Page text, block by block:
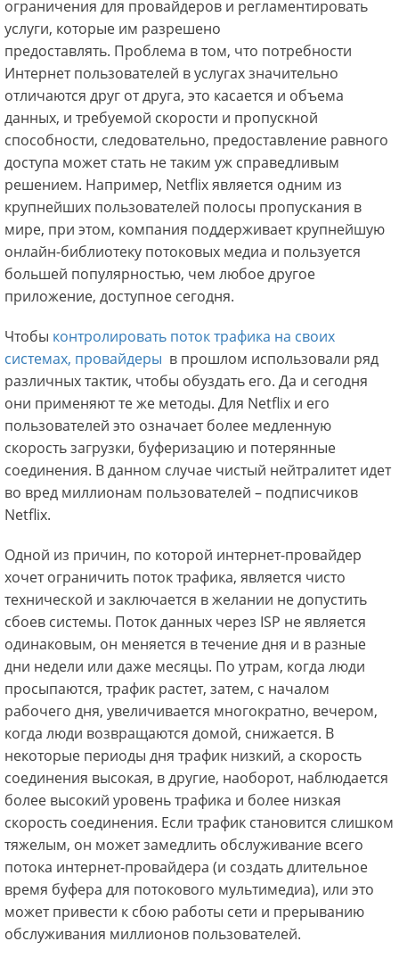
ограничения для провайдеров и регламентировать
услуги, которые им разрешено
предоставлять. Проблема в том, что потребности
Интернет пользователей в услугах значительно
отличаются друг от друга, это касается и объема
данных, и требуемой скорости и пропускной
способности, следовательно, предоставление равного
доступа может стать не таким уж справедливым
решением. Например, Netflix является одним из
крупнейших пользователей полосы пропускания в
мире, при этом, компания поддерживает крупнейшую
онлайн-библиотеку потоковых медиа и пользуется
большей популярностью, чем любое другое
приложение, доступное сегодня.
Чтобы контролировать поток трафика на своих
системах, провайдеры в прошлом использовали ряд
различных тактик, чтобы обуздать его. Да и сегодня
они применяют те же методы. Для Netflix и его
пользователей это означает более медленную
скорость загрузки, буферизацию и потерянные
соединения. В данном случае чистый нейтралитет идет
во вред миллионам пользователей – подписчиков
Netflix.
Одной из причин, по которой интернет-провайдер
хочет ограничить поток трафика, является чисто
технической и заключается в желании не допустить
сбоев системы. Поток данных через ISP не является
одинаковым, он меняется в течение дня и в разные
дни недели или даже месяцы. По утрам, когда люди
просыпаются, трафик растет, затем, с началом
рабочего дня, увеличивается многократно, вечером,
когда люди возвращаются домой, снижается. В
некоторые периоды дня трафик низкий, а скорость
соединения высокая, в другие, наоборот, наблюдается
более высокий уровень трафика и более низкая
скорость соединения. Если трафик становится слишком
тяжелым, он может замедлить обслуживание всего
потока интернет-провайдера (и создать длительное
время буфера для потокового мультимедиа), или это
может привести к сбою работы сети и прерыванию
обслуживания миллионов пользователей.